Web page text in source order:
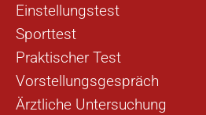
Einstellungstest
Sporttest
Praktischer Test
Vorstellungsgespräch
Ärztliche Untersuchung